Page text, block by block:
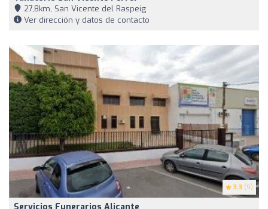
27,8km, San Vicente del Raspeig
Ver dirección y datos de contacto
3.3 (9)